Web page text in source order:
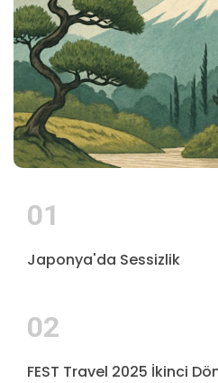
01
Japonya'da Sessizlik
02
FEST Travel 2025 İkinci